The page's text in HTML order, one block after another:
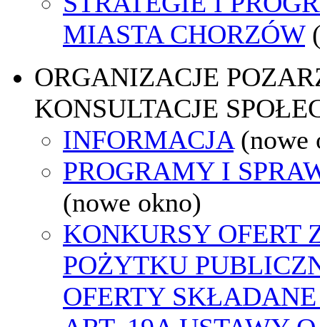
MIASTA CHORZÓW
ORGANIZACJE
KONSULTACJE
INFORMACJA (nowe
PROGRAMY I
(nowe okno)
KONKURSY OFERT
POŻYTKU
OFERTY